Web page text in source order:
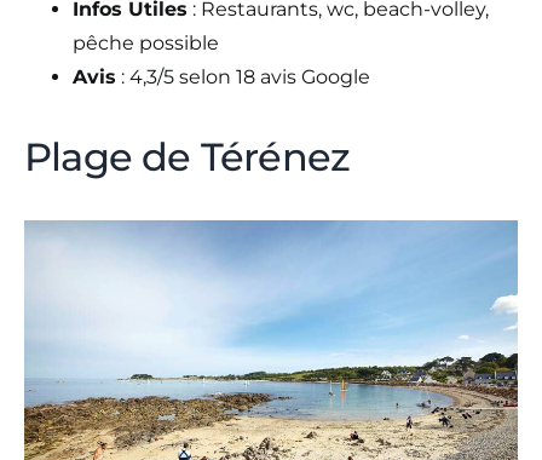
Infos Utiles : Restaurants, wc, beach-volley,
pêche possible
Avis : 4,3/5 selon 18 avis Google
Plage de Térénez